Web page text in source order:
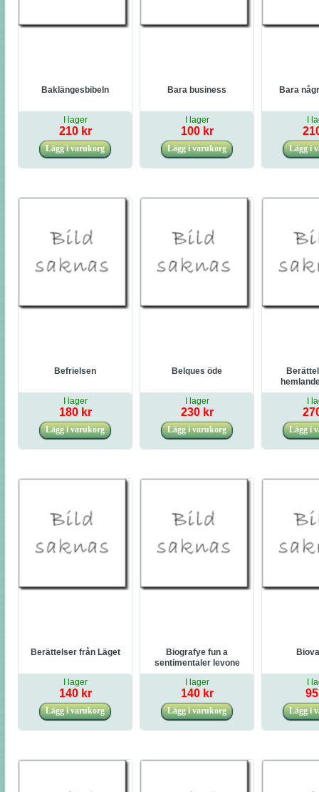
Baklängesbibeln
I lager
210 kr
Bara business
I lager
100 kr
Bara
I
Befrielsen
I lager
180 kr
Belques öde
I lager
230 kr
I
Berättelser från Läget
I lager
140 kr
Biografye fun a
sentimentaler levone
I lager
140 kr
I